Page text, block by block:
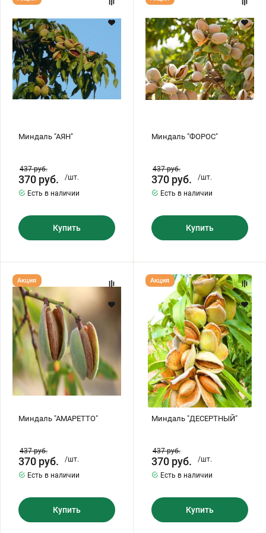
"АЯН"
Миндаль "АЯН"
437руб.
370 руб.
/шт.
Есть в наличии
Купить
"ФОРОС"
Миндаль "ФОРОС"
437руб.
370 руб.
/шт.
Есть в наличии
Купить
Миндаль
"АМАРЕТТО"
Миндаль "АМАРЕТТО"
Акция
437руб.
370 руб.
/шт.
Есть в наличии
Купить
Миндаль
"ДЕСЕРТНЫЙ"
Миндаль "ДЕСЕРТНЫЙ"
Акция
437руб.
370 руб.
/шт.
Есть в наличии
Купить